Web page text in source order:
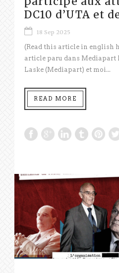
DC10 d’UTA et
18 Sep 2025
(Read this article in english
article paru dans Mediapart
Laske (Mediapart) et moi...
READ MORE